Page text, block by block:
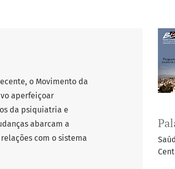
o Movimento da
aperfeiçoar
da psiquiatria e
abarcam a
com o sistema